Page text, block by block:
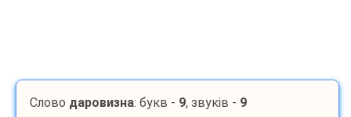
Слово даровизна: букв - 9, звуків - 9